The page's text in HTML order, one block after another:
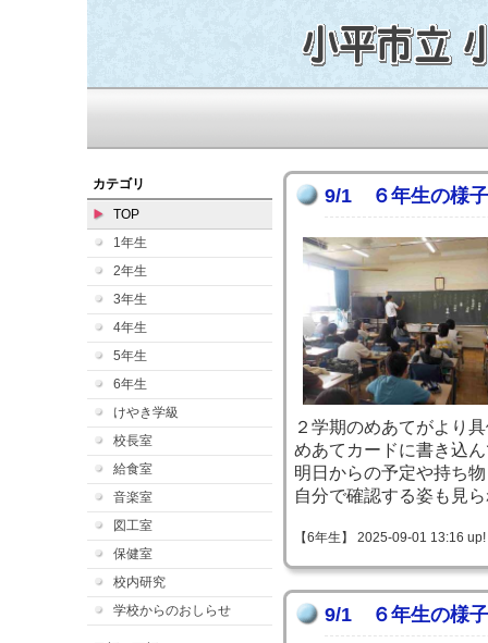
カテゴリ
TOP
1年生
2年生
3年生
4年生
5年生
6年生
けやき学級
校長室
給食室
音楽室
図工室
保健室
校内研究
学校からのおしらせ
9/1 ６年生の様
２学期のめあてがより
めあてカードに書き込
明日からの予定や持ち
自分で確認する姿も見
【6年生】 2025-09-01 13:16 up!
9/1 ６年生の様